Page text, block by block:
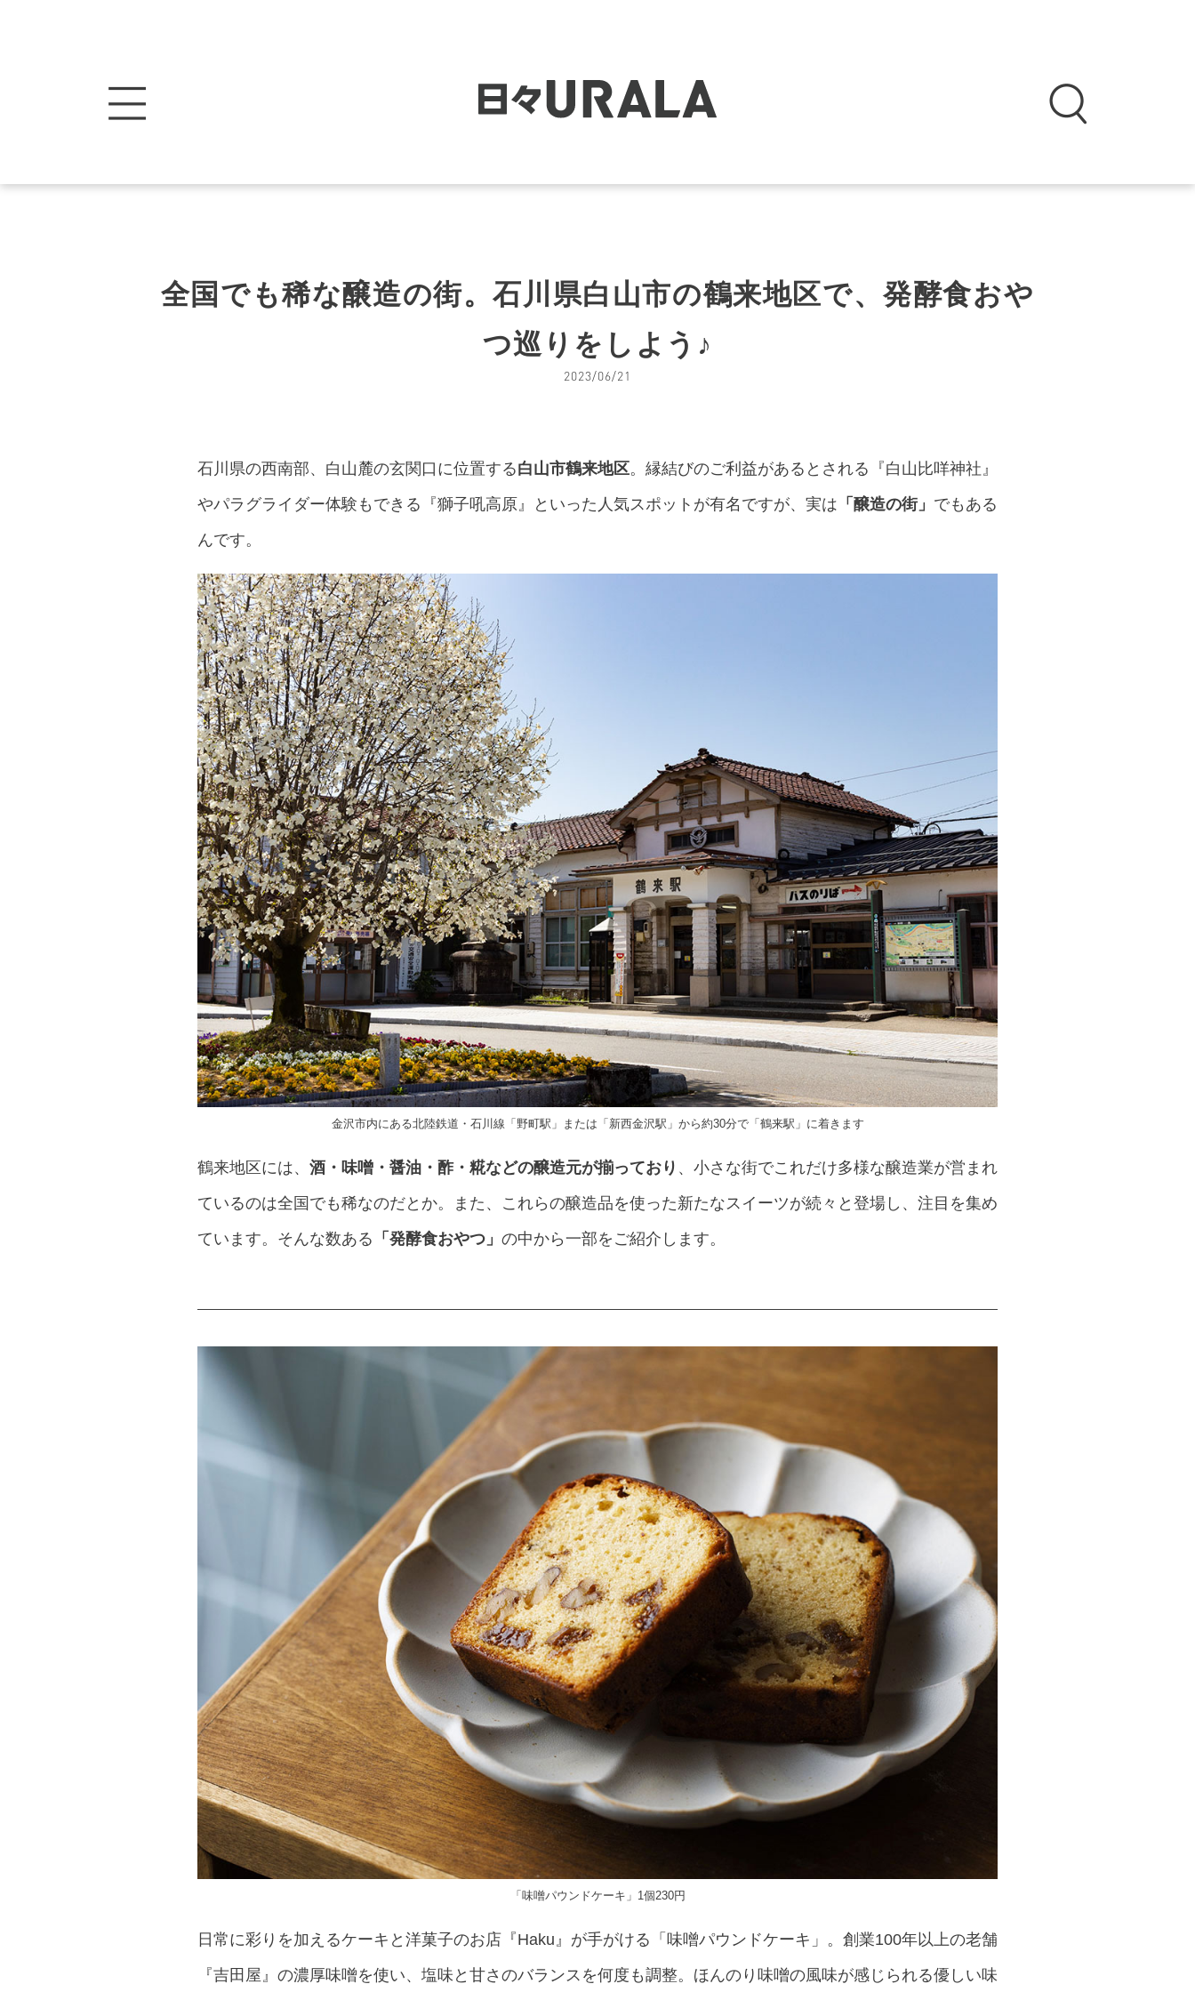
全国でも稀な醸造の街。石川県白山市の鶴来地区で、発酵食おや
つ巡りをしよう♪
2023/06/21
石川県の西南部、白山麓の玄関口に位置する白山市鶴来地区。縁結びのご利益があるとされる『白山比咩神社』
やパラグライダー体験もできる『獅子吼高原』といった人気スポットが有名ですが、実は 「醸造の街」 でもある
んです。
金沢市内にある北陸鉄道・石川線「野町駅」または「新西金沢駅」から約30分で「鶴来駅」に着きます
鶴来地区には、 酒・味噌・醤油・酢・糀などの醸造元が揃っており 、小さな街でこれだけ多様な醸造業が営まれ
ているのは全国でも稀なのだとか。また、これらの醸造品を使った新たなスイーツが続々と登場し、注目を集め
ています。そんな数ある 「発酵食おやつ」 の中から一部をご紹介します。
「味噌パウンドケーキ」1個230円
日常に彩りを加えるケーキと洋菓子のお店『Haku』が手がける「味噌パウンドケーキ」。創業100年以上の老舗
『吉田屋』の濃厚味噌を使い、塩味と甘さのバランスを何度も調整。ほんのり味噌の風味が感じられる優しい味